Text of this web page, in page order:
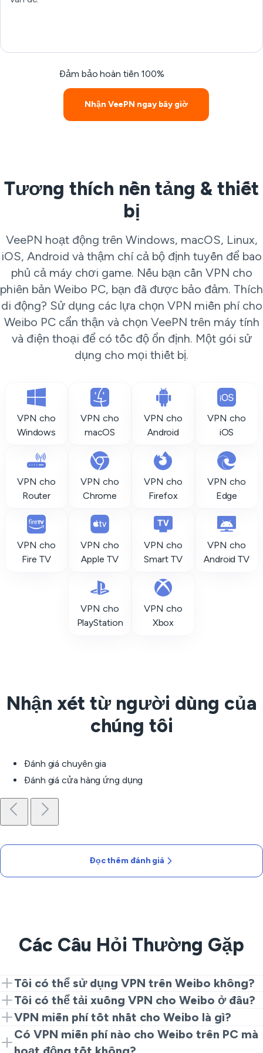
Đảm bảo hoàn tiền 100%
Nhận VeePN ngay bây giờ
Tương thích nền tảng & thiết
bị
VeePN hoạt động trên Windows, macOS, Linux,
iOS, Android và thậm chí cả bộ định tuyến để bao
phủ cả máy chơi game. Nếu bạn cần VPN cho
phiên bản Weibo PC, bạn đã được bảo đảm. Thích
di động? Sử dụng các lựa chọn VPN miễn phí cho
Weibo PC cẩn thận và chọn VeePN trên máy tính
và điện thoại để có tốc độ ổn định. Một gói sử
dụng cho mọi thiết bị.
VPN cho
Windows
VPN cho
macOS
VPN cho
Android
VPN cho
iOS
VPN cho
Router
VPN cho
Chrome
VPN cho
Firefox
VPN cho
Edge
VPN cho
Fire TV
VPN cho
Apple TV
VPN cho
Smart TV
VPN cho
Android TV
VPN cho
PlayStation
VPN cho
Xbox
Nhận xét từ người dùng của
chúng tôi
Đánh giá chuyên gia
Đánh giá cửa hàng ứng dụng
Đọc thêm đánh giá
Các Câu Hỏi Thường Gặp
Tôi có thể sử dụng VPN trên Weibo không?
Có. Cài đặt VeePN, kết nối với máy chủ gần nhất và
truy cập Weibo. Đó là tất cả những gì bạn cần để có
một kết nối riêng tư, ổn định.
Tôi có thể tải xuống VPN cho Weibo ở đâu?
Tải VeePN từ trang web của chúng tôi hoặc các cửa
hàng ứng dụng, cài đặt nó, chọn một địa điểm và bắt
đầu duyệt.
VPN miễn phí tốt nhất cho Weibo là gì?
Dịch vụ miễn phí thường giới hạn tốc độ, giới hạn
băng thông hoặc theo dõi dữ liệu. Để duyệt an toàn,
Có VPN miễn phí nào cho Weibo trên PC mà